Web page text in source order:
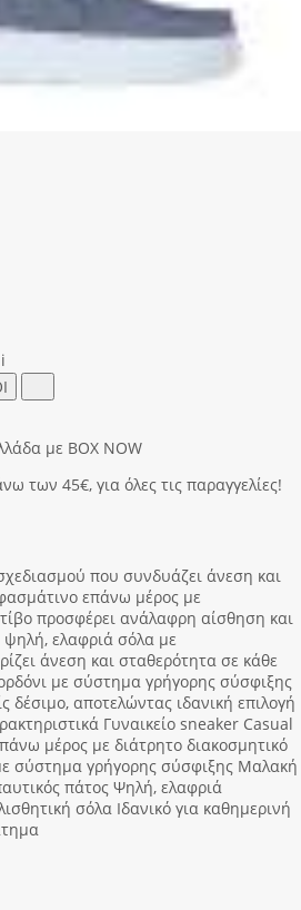
i
με BOX NOW
45€, για όλες τις παραγγελίες!
που συνδυάζει άνεση και
επάνω μέρος με
προσφέρει ανάλαφρη αίσθηση και
ψηλή, ελαφριά σόλα με
άνεση και σταθερότητα σε κάθε
με σύστημα γρήγορης σύσφιξης
δέσιμο, αποτελώντας ιδανική επιλογή
Γυναικείο sneaker Casual
μέρος με διάτρητο διακοσμητικό
σύστημα γρήγορης σύσφιξης Μαλακή
πάτος Ψηλή, ελαφριά
σόλα Ιδανικό για καθημερινή